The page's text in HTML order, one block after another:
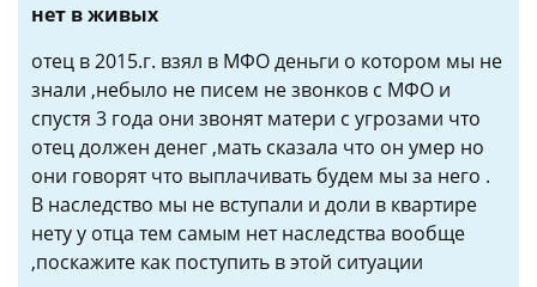
нет в живых
отец в 2015.г. взял в МФО деньги о котором мы не
знали ,небыло не писем не звонков с МФО и
спустя 3 года они звонят матери с угрозами что
отец должен денег ,мать сказала что он умер но
они говорят что выплачивать будем мы за него .
В наследство мы не вступали и доли в квартире
нету у отца тем самым нет наследства вообще
,поскажите как поступить в этой ситуации